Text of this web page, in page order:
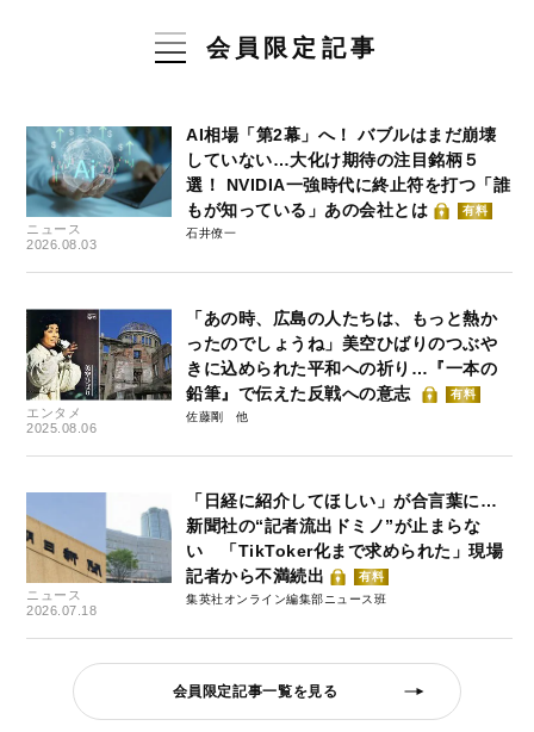
会員限定記事
ニュース
2026.08.03
AI相場「第2幕」へ！ バブルはまだ崩壊
していない…大化け期待の注目銘柄５
選！ NVIDIA一強時代に終止符を打つ「誰
もが知っている」あの会社とは
有料
石井僚一
エンタメ
2025.08.06
「あの時、広島の人たちは、もっと熱か
ったのでしょうね」美空ひばりのつぶや
きに込められた平和への祈り…『一本の
鉛筆』で伝えた反戦への意志
有料
佐藤剛
ニュース
2026.07.18
「日経に紹介してほしい」が合言葉に…
新聞社の“記者流出ドミノ”が止まらな
い 「TikToker化まで求められた」現場
記者から不満続出
有料
集英社オンライン編集部ニュース班
会員限定記事一覧を見る